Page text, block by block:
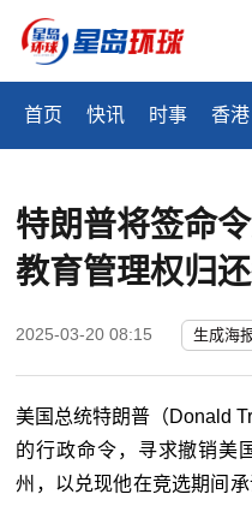
首页 快讯 时事 香港
特朗普将签命
教育管理权归
2025-03-20 08:15 生成海
美国总统特朗普（Donald
的行政命令，寻求撤销美
州，以兑现他在竞选期间